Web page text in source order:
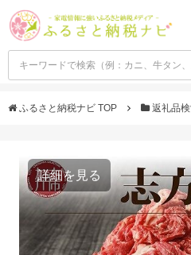
ふるさと納税ナビ TOP 返礼品
詳細を見る